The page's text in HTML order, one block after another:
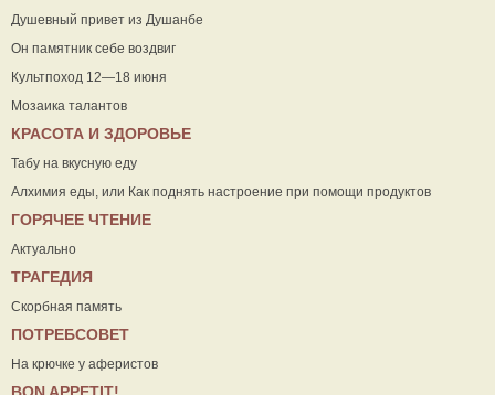
Душевный привет из Душанбе
Он памятник себе воздвиг
Культпоход 12—18 июня
Мозаика талантов
КРАСОТА И ЗДОРОВЬЕ
Табу на вкусную еду
Алхимия еды, или Как поднять настроение при помощи продуктов
ГОРЯЧЕЕ ЧТЕНИЕ
Актуально
ТРАГЕДИЯ
Скорбная память
ПОТРЕБСОВЕТ
На крючке у аферистов